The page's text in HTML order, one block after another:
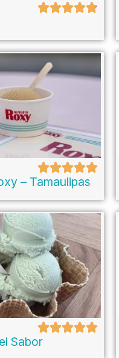
– Tamaulipas
Sabor